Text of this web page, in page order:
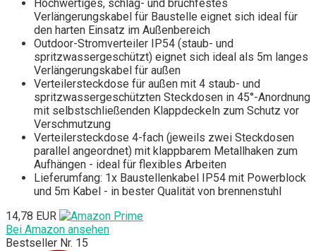
Hochwertiges, schlag- und bruchfestes
Verlängerungskabel für Baustelle eignet sich ideal für
den harten Einsatz im Außenbereich
Outdoor-Stromverteiler IP54 (staub- und
spritzwassergeschützt) eignet sich ideal als 5m langes
Verlängerungskabel für außen
Verteilersteckdose für außen mit 4 staub- und
spritzwassergeschützten Steckdosen in 45°-Anordnung
mit selbstschließenden Klappdeckeln zum Schutz vor
Verschmutzung
Verteilersteckdose 4-fach (jeweils zwei Steckdosen
parallel angeordnet) mit klappbarem Metallhaken zum
Aufhängen - ideal für flexibles Arbeiten
Lieferumfang: 1x Baustellenkabel IP54 mit Powerblock
und 5m Kabel - in bester Qualität von brennenstuhl
14,78 EUR
Bei Amazon ansehen
Bestseller Nr. 15